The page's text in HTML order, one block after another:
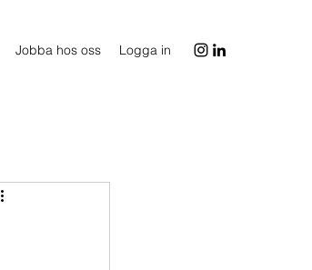
Jobba hos oss Logga in